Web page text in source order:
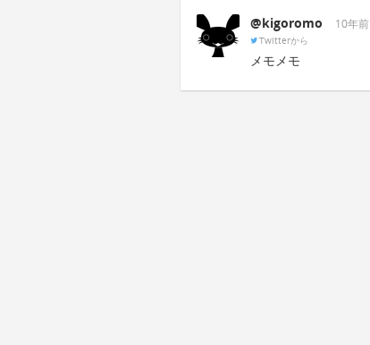
@kigoromo 10年前
Twitterから
メモメモ